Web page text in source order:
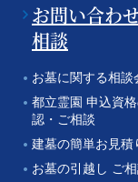
お問い合わ
相談
お墓に関する相談
都立霊園 申込資
認・ご相談
建墓の簡単お見積
お墓の引越し ご